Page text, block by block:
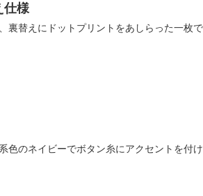
仕様
裏替えにドットプリントをあしらった一枚
色のネイビーでボタン糸にアクセントを付